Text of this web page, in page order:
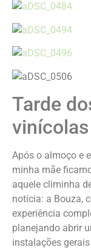
Tarde
Após o almoço e
minha mãe
aquele climinha
notícia: a Bouza,
experiência
planejando abrir
instalações